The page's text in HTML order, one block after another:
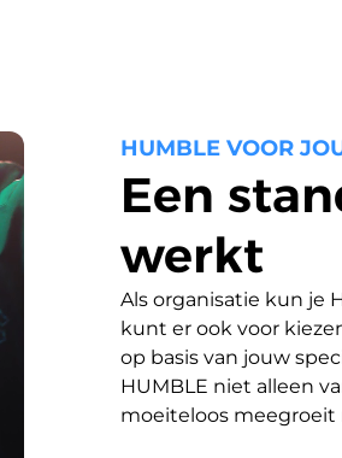
HUMBLE VOOR
Een
werkt
Als organisatie kun je
kunt er ook voor
op basis van jouw
HUMBLE niet alleen
moeiteloos